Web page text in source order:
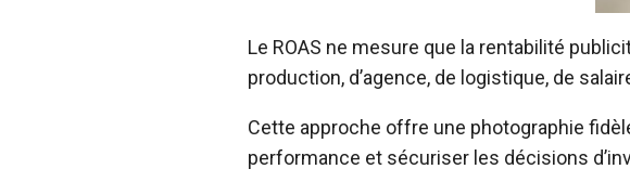
Le ROAS ne mesure que la rentabilité
production, d’agence, de logistique, de
Cette approche offre une photographie
performance et sécuriser les décisions